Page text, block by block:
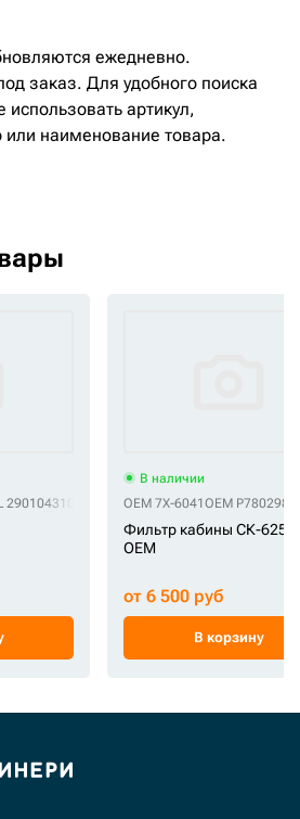
ежедневно.
заказ. Для удобного поиска
артикул,
наименование товара.
2901043100 STAL 32/917804STAL 32/917805
В наличии
OEM 7X-6041 OEM P780298
Фильтр кабины СК-
OEM
от 6 500 руб
В корзину